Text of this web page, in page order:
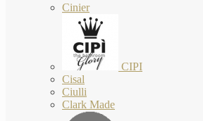
Cinier
CIPI
Cisal
Ciulli
Clark Made